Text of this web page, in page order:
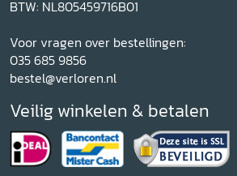
BTW: NL805459716B01
Voor vragen over bestellingen:
035 685 9856
bestel@verloren.nl
Veilig winkelen & betalen